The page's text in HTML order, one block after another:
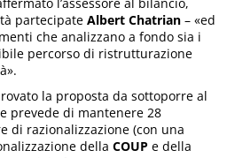
partecipateAlbert Chatrian – «ed
che analizzano a fondo sia i
percorso di ristrutturazione
la proposta da sottoporre al
prevede di mantenere 28
di razionalizzazione (con una
dellaCOUP e della